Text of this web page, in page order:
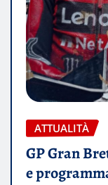
ATTUALITÀ
GP Gran
e